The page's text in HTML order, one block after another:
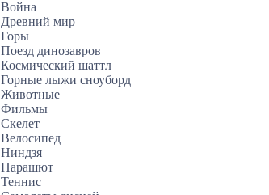
Война
Древний мир
Горы
Поезд динозавров
Космический шаттл
Горные лыжи сноуборд
Животные
Фильмы
Скелет
Велосипед
Ниндзя
Парашют
Теннис